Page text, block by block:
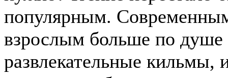
популярным.
взрослым больше по душе
развлекательные кильмы,